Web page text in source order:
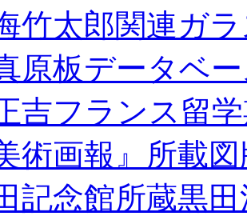
竹太郎関連ガ
原板データベ
吉フランス留
術画報』所載
記念館所蔵黒